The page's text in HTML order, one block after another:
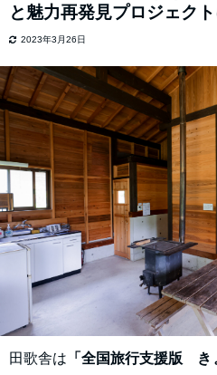
と魅力再発見プロジェク
2023年3月26日
田歌舎は 「全国旅行支援版 き